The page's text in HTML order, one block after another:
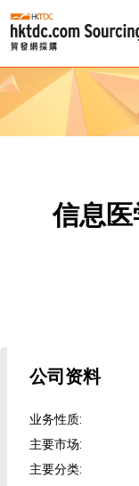
信息医
公司资料
业务性质:
主要市场:
主要分类: